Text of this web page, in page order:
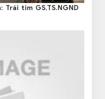
tim GS.TS.NGND